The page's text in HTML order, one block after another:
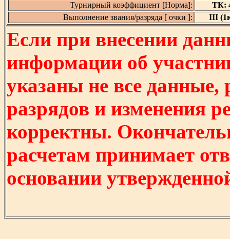
Турнирный коэффициент [Норма]:
ТК:
Выполнение звания/разряда [ очки ]:
III
Если при внесении
информации об
указаны не все
разрядов и изменения
корректны.
расчетам принимает
основании